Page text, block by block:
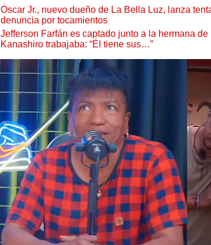
Óscar Jr., nuevo dueño de La Bella Luz, lanza
denuncia por tocamientos
Jefferson Farfán es captado junto a la hermana
Kanashiro trabajaba: “Él tiene sus…”